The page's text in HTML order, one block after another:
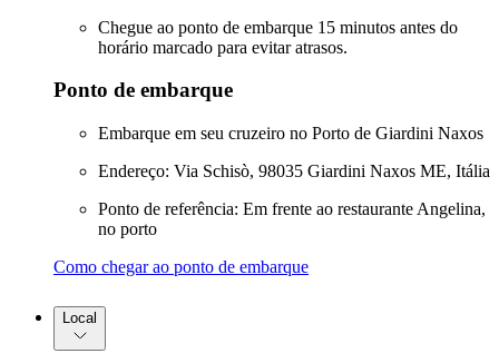
Chegue ao ponto de embarque 15 minutos antes do
horário marcado para evitar atrasos.
Ponto de embarque
Embarque em seu cruzeiro no Porto de Giardini Naxos
Endereço: Via Schisò, 98035 Giardini Naxos ME, Itália
Ponto de referência: Em frente ao restaurante Angelina,
no porto
Como chegar ao ponto de embarque
Local